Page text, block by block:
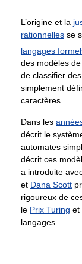
L’origine et la
rationnelles se
langages
des modèles
de classifier
simplement
caractères.
Dans les
décrit le
automates
décrit ces
a introduite
et Dana Scott
rigoureux de
le Prix Turing et
langages.